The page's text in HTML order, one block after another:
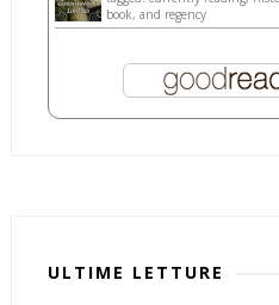
book, and regency
ULTIME LETTURE